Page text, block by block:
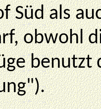
Süd als
obwohl
benutzt